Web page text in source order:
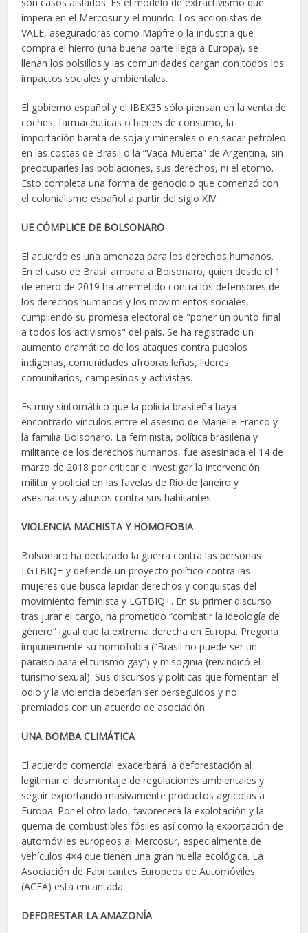
impera en el Mercosur y el mundo. Los accionistas de
VALE, aseguradoras como Mapfre o la industria que
compra el hierro (una buena parte llega a Europa), se
llenan los bolsillos y las comunidades cargan con todos los
impactos sociales y ambientales.
El gobierno español y el IBEX35 sólo piensan en la venta de
coches, farmacéuticas o bienes de consumo, la
importación barata de soja y minerales o en sacar petróleo
en las costas de Brasil o la “Vaca Muerta” de Argentina, sin
preocuparles las poblaciones, sus derechos, ni el etorno.
Esto completa una forma de genocidio que comenzó con
el colonialismo español a partir del siglo XIV.
UE CÓMPLICE DE BOLSONARO
El acuerdo es una amenaza para los derechos humanos.
En el caso de Brasil ampara a Bolsonaro, quien desde el 1
de enero de 2019 ha arremetido contra los defensores de
los derechos humanos y los movimientos sociales,
cumpliendo su promesa electoral de "poner un punto final
a todos los activismos" del país. Se ha registrado un
aumento dramático de los ataques contra pueblos
indígenas, comunidades afrobrasileñas, líderes
comunitarios, campesinos y activistas.
Es muy sintomático que la policía brasileña haya
encontrado vínculos entre el asesino de Marielle Franco y
la familia Bolsonaro. La feminista, política brasileña y
militante de los derechos humanos, fue asesinada el 14 de
marzo de 2018 por criticar e investigar la intervención
militar y policial en las favelas de Río de Janeiro y
asesinatos y abusos contra sus habitantes.
VIOLENCIA MACHISTA Y HOMOFOBIA
Bolsonaro ha declarado la guerra contra las personas
LGTBIQ+ y defiende un proyecto político contra las
mujeres que busca lapidar derechos y conquistas del
movimiento feminista y LGTBIQ+. En su primer discurso
tras jurar el cargo, ha prometido “combatir la ideología de
género” igual que la extrema derecha en Europa. Pregona
impunemente su homofobia (“Brasil no puede ser un
paraíso para el turismo gay”) y misoginia (reivindicó el
turismo sexual). Sus discursos y políticas que fomentan el
odio y la violencia deberían ser perseguidos y no
premiados con un acuerdo de asociación.
UNA BOMBA CLIMÁTICA
El acuerdo comercial exacerbará la deforestación al
legitimar el desmontaje de regulaciones ambientales y
seguir exportando masivamente productos agrícolas a
Europa. Por el otro lado, favorecerá la explotación y la
quema de combustibles fósiles así como la exportación de
automóviles europeos al Mercosur, especialmente de
vehículos 4×4 que tienen una gran huella ecológica. La
Asociación de Fabricantes Europeos de Automóviles
(ACEA) está encantada.
DEFORESTAR LA AMAZONÍA